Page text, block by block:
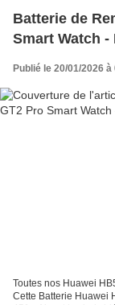
Batterie de
Smart Watch -
Publié le 20/01/2026 à
Toutes nos Huawei
Cette Batterie Huawei